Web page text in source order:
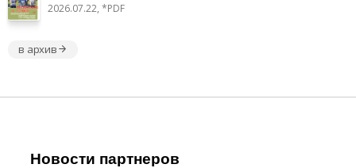
2026.07.22, *PDF
в архив
Новости партнеров